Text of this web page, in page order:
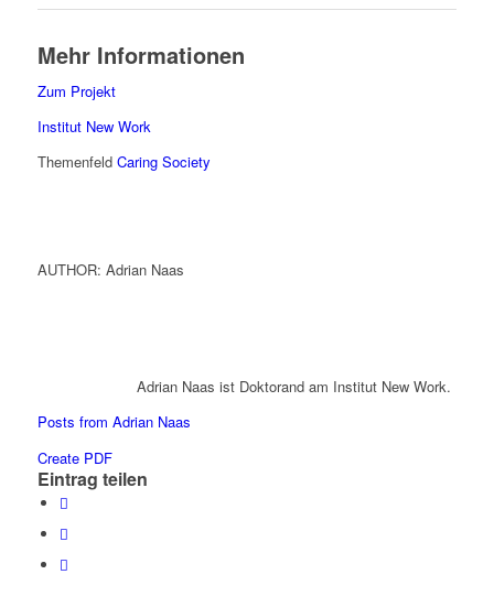
Mehr Informationen
Zum Projekt
Institut New Work
Themenfeld Caring Society
AUTHOR: Adrian Naas
Adrian Naas ist Doktorand am Institut New Work.
Posts from Adrian Naas
Create PDF
Eintrag teilen